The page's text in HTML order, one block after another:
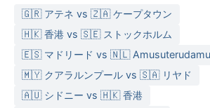
最も快適な時期は春（9月～11月）と
で、日差しは柔らかく、気温は20度前
特筆すべき気象現象としては、冬に時
風「スール」が挙げられる。冷涼な南
一気に気温が下がるため注意が必要だ
は短時間の雷雨が多いが、洪水のよう
🇬🇷 アテネ vs 🇿🇦 ケープタウン
🇭🇰 香港 vs 🇸🇪 ストックホルム
🇪🇸 マドリード vs 🇳🇱 Amusuterudamu
🇲🇾 クアラルンプール vs 🇸🇦 リヤド
🇦🇺 シドニー vs 🇭🇰 香港